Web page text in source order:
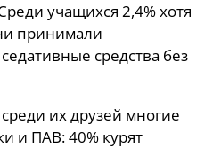
учащихся 2,4% хотя
принимали
средства без
их друзей многие
и ПАВ: 40% курят